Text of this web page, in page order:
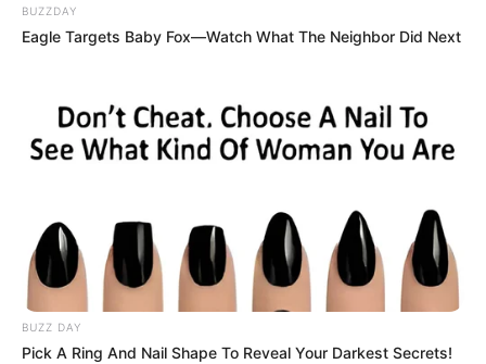
BUZZDAY
Eagle Targets Baby Fox—Watch What The Neighbor Did Next
BUZZ DAY
Pick A Ring And Nail Shape To Reveal Your Darkest Secrets!